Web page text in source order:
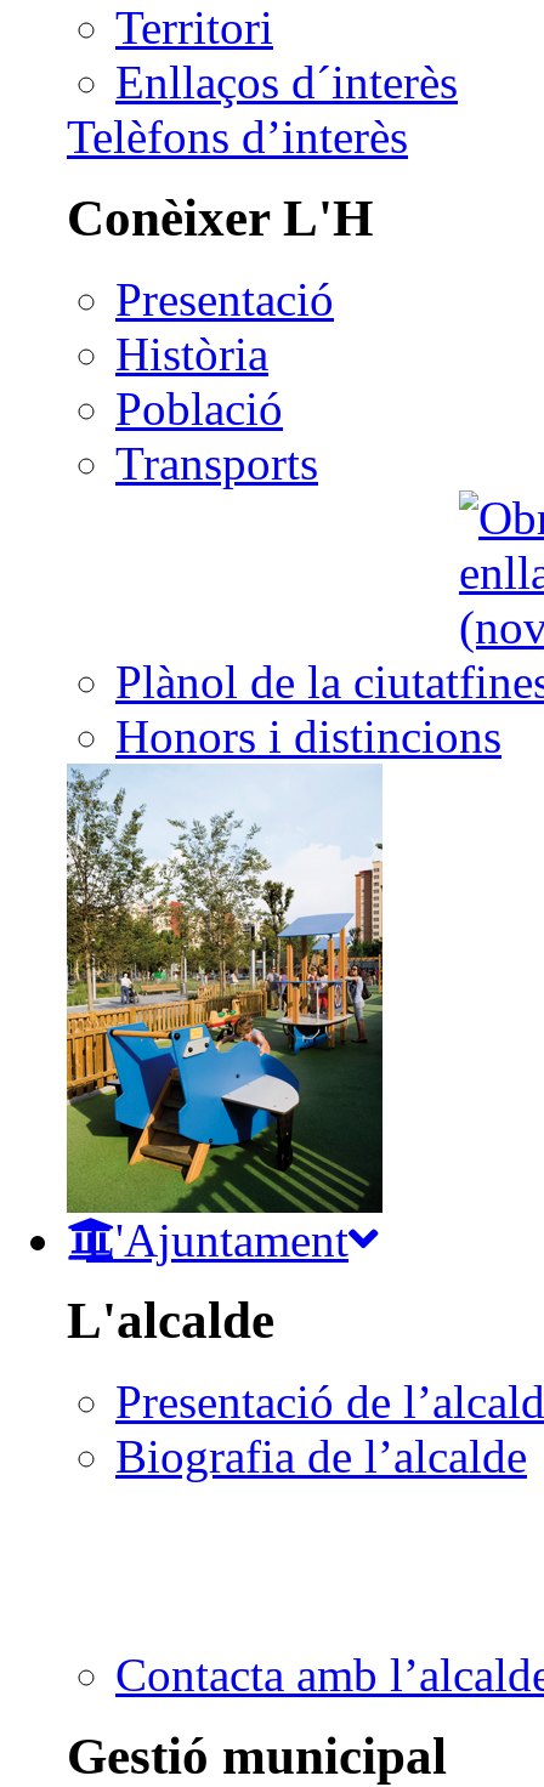
Territori
Enllaços d´interès
Telèfons d’interès
Conèixer L'H
Presentació
Història
Població
Transports
Plànol de la ciutat
Honors i distincions
L'Ajuntament
L'alcalde
Presentació de
Biografia de l’alcalde
Contacta amb
Gestió municipal